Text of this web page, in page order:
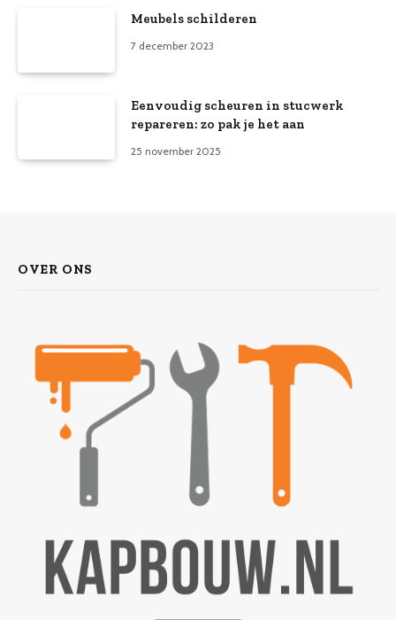
Meubels schilderen
7 december 2023
Eenvoudig scheuren in stucwerk
repareren: zo pak je het aan
25 november 2025
OVER ONS